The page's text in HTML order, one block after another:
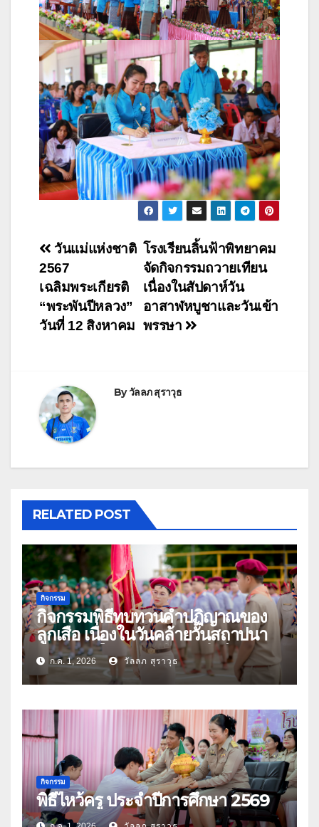
โรงเรียนลิ้นฟ้าพิทยาคม
จัดกิจกรรมถวายเทียน
เนื่องในสัปดาห์วัน
อาสาฬหบูชาและวันเข้า
พรรษา
วันแม่แห่งชาติ
2567
เฉลิมพระเกียรติ
“พระพันปีหลวง”
วันที่ 12 สิงหาคม
Byวัลลภ สุราวุธ
RELATED POST
กิจกรรม
กิจกรรมพิธีทบทวนคำปฏิญาณของ
ลูกเสือ เนื่องในวันคล้ายวันสถาปนา
คณะลูกเสือแห่งชาติ ประจำปี 2569
ก.ค. 1, 2026 วัลลภ สุราวุธ
กิจกรรม
พิธีไหว้ครู ประจำปีการศึกษา 2569